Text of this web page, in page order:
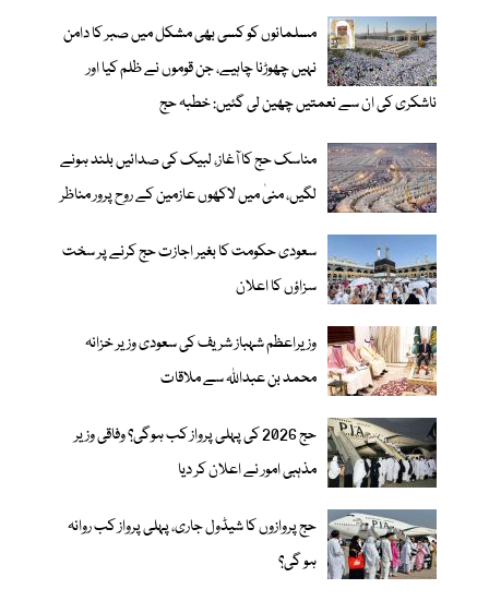
مسلمانوں کو کسی بھی مشکل میں صبر کا دامن
نہیں چھوڑنا چاہیے، جن قوموں نے ظلم کیا اور
ناشکری کی ان سے نعمتیں چھین لی گئیں: خطبہ حج
مناسک حج کا آغاز، لبیک کی صدائیں بلند ہونے
لگیں، منیٰ میں لاکھوں عازمین کے روح پرور مناظر
سعودی حکومت کا بغیر اجازت حج کرنے پر سخت
سزاؤں کا اعلان
وزیراعظم شہباز شریف کی سعودی وزیر خزانہ
محمد بن عبداللہ سے ملاقات
حج 2026 کی پہلی پرواز کب ہوگی؟ وفاقی وزیر
مذہبی امور نے اعلان کر دیا
حج پروازوں کا شیڈول جاری، پہلی پرواز کب روانہ
ہو گی؟